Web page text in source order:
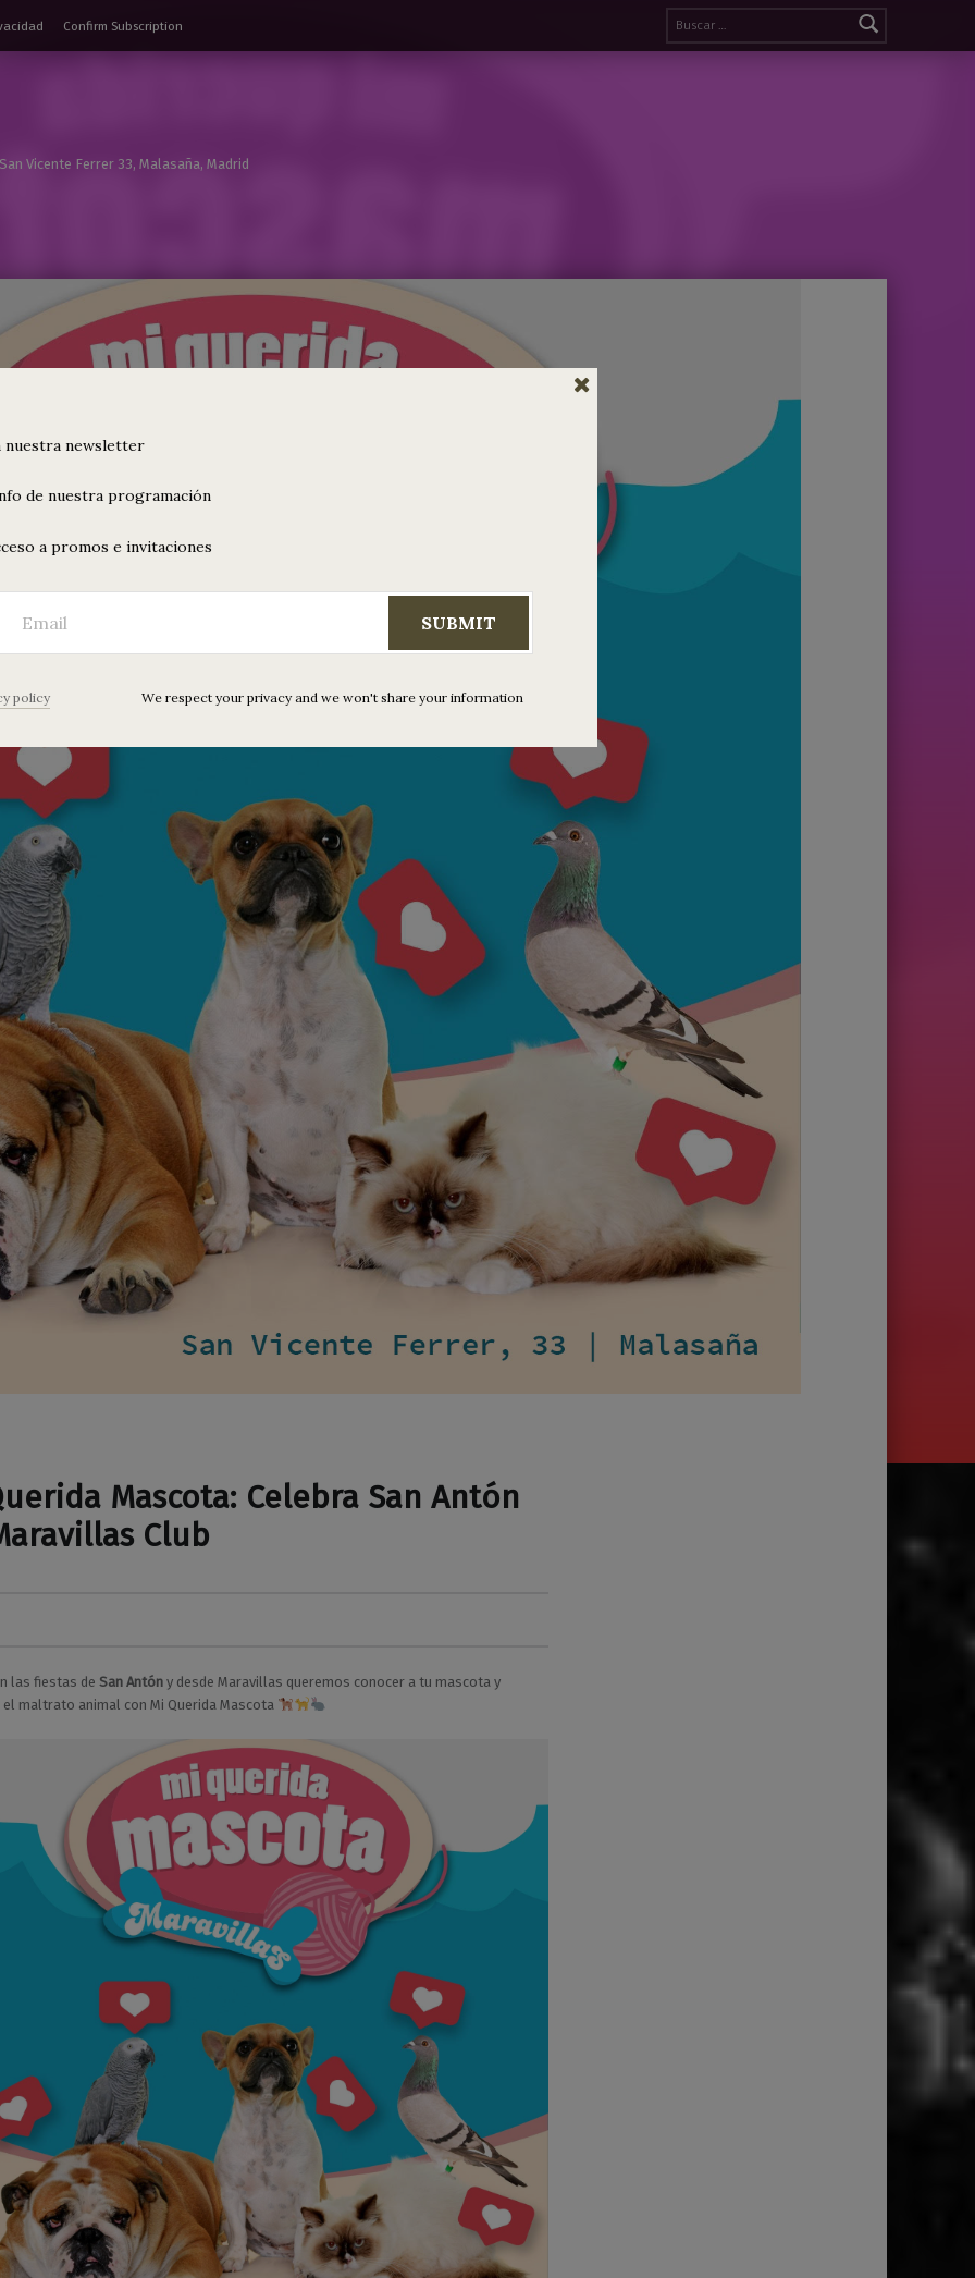
Buscar:
Confirm Subscription
Vicente Ferrer 33, Malasaña, Madrid
Mascota: Celebra San Antón
Club
las fiestas de San Antóny desde Maravillas queremos conocer a tu mascota y
el maltrato animal con Mi Querida Mascota
nuestra newsletter
de nuestra programación
a promos e invitaciones
SUBMIT
policy We respect your privacy and we won't share your information